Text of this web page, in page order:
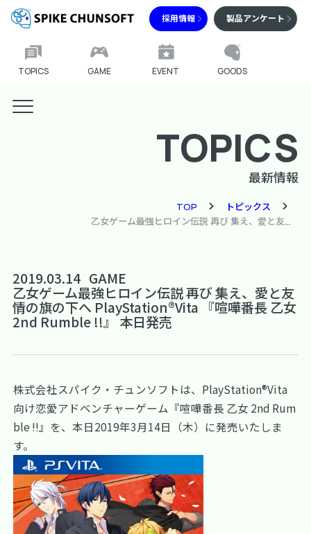
採用情報 製品アンケート
TOPICS GAME EVENT GOODS
TOPICS
最新情報
TOP
トピックス
乙女ゲーム最強ヒロイン伝説 再び 集え、愛と友情の旗の下へ PlayStation®Vita 『喧嘩番長 乙女 2nd Rumble !!』 本日発売
2019.03.14 GAME
乙女ゲーム最強ヒロイン伝説 再び 集え、愛と友
情の旗の下へ PlayStation®Vita 『喧嘩番長 乙女
2nd Rumble !!』 本日発売
株式会社スパイク・チュンソフトは、PlayStation®Vita
向け恋愛アドベンチャーゲーム『喧嘩番長 乙女 2nd Rum
ble !!』を、本日2019年3月14日（木）に発売いたしま
す。